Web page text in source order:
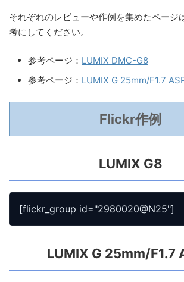
それぞれのレビューや作例を集めたページ
考にしてください。
参考ページ： LUMIX DMC-G8
参考ページ： LUMIX G 25mm/F1.7
Flickr作例
LUMIX G8
LUMIX G 25mm/F1.7